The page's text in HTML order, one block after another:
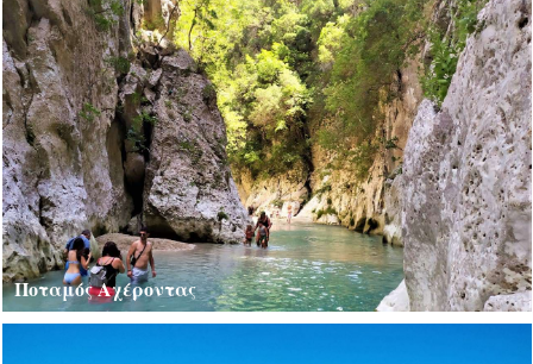
Ποταμός Αχέροντας